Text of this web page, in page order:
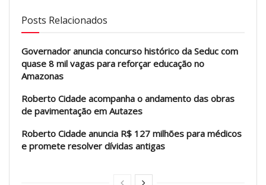
Posts Relacionados
Governador anuncia concurso histórico da Seduc com
quase 8 mil vagas para reforçar educação no
Amazonas
Roberto Cidade acompanha o andamento das obras
de pavimentação em Autazes
Roberto Cidade anuncia R$ 127 milhões para médicos
e promete resolver dívidas antigas